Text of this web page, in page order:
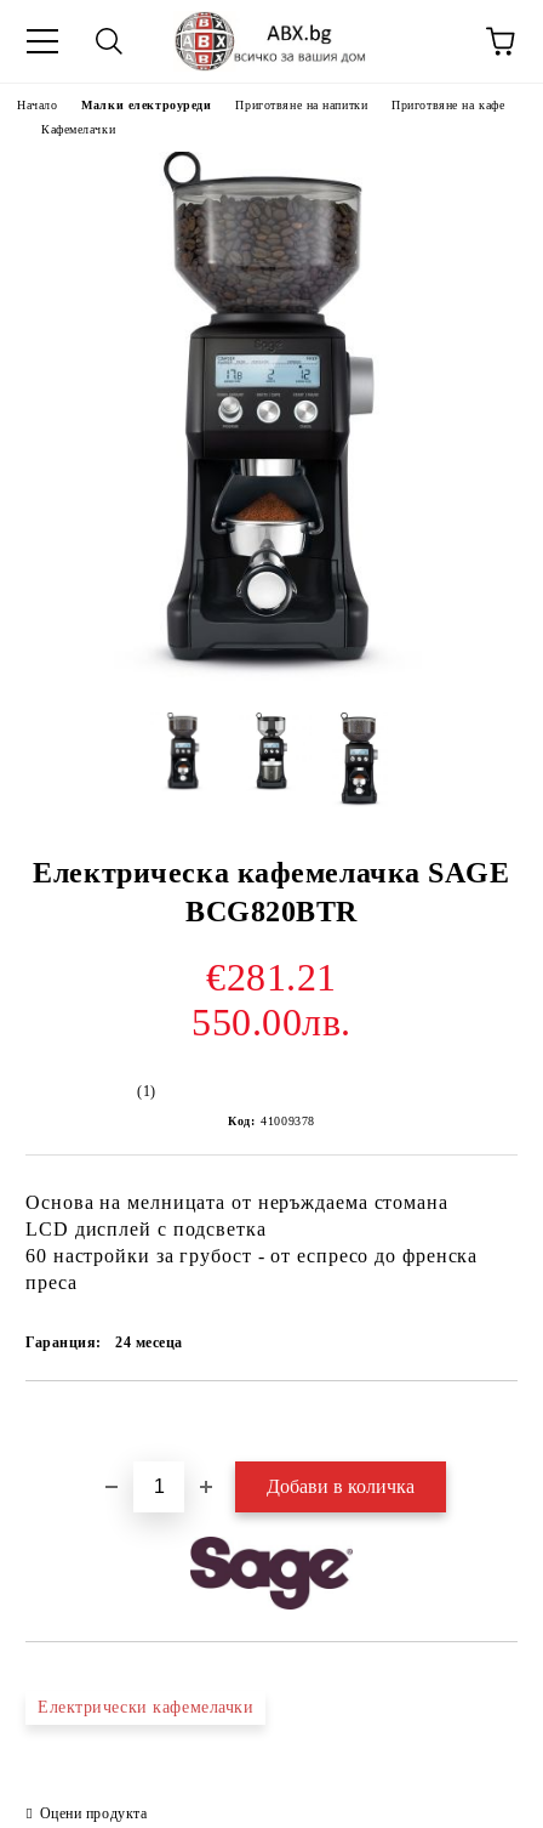
Начало Малки електроуреди Приготвяне на напитки
Приготвяне на кафе
Кафемелачки
Електрическа кафемелачка SAGE
BCG820BTR
€281.21
550.00лв.
(1)
Код: 41009378
Основа на мелницата от неръждаема стомана
LCD дисплей с подсветка
60 настройки за грубост - от еспресо до френска
преса
Гаранция: 24 месеца
Електрически кафемелачки
Оцени продукта